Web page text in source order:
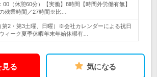
00（休憩60分）【実働】8時間【時間外労働有無】
残業時間／27時間※比…
第2・第3土曜、日曜）※会社カレンダーによる祝日
ィーク夏季休暇年末年始休暇有…
見る 気になる